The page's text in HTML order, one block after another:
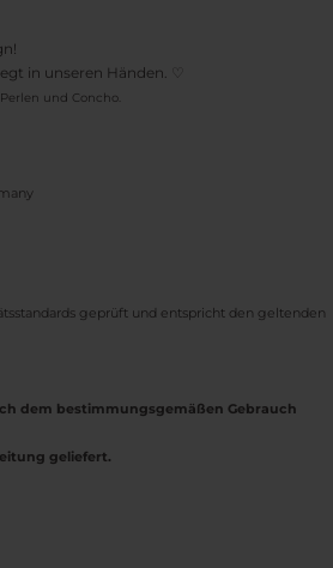
in unseren Händen. ♡
und Concho.
geprüft und entspricht den geltenden
dem bestimmungsgemäßen Gebrauch
geliefert.